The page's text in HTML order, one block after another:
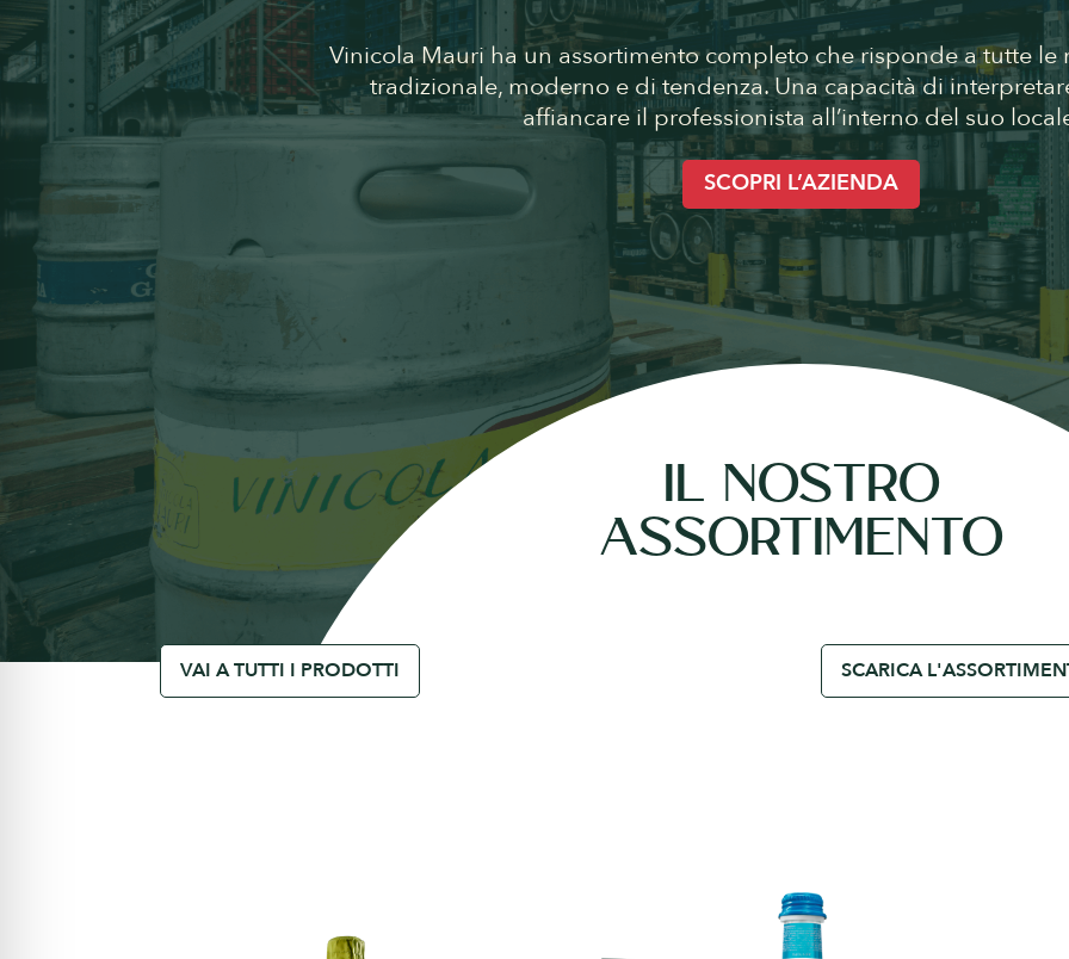
Vinicola Mauri ha un assortimento completo che risponde a tutte le
tradizionale, moderno e di tendenza. Una capacità di
affiancare il professionista all’interno del suo
SCOPRI L’AZIENDA
IL NOSTRO
ASSORTIMENTO
VAI A TUTTI I PRODOTTI SCARICA